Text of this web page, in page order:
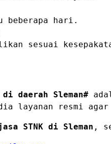
beberapa hari.
sesuai
daerah Sleman#
layanan resmi
STNK di Sleman ,